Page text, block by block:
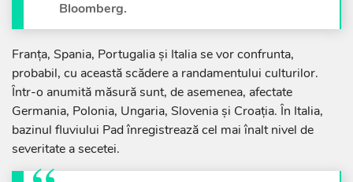
Bloomberg.
Franţa, Spania, Portugalia şi Italia se vor confrunta,
probabil, cu această scădere a randa­mentului culturilor.
Într-o anumită măsură sunt, de asemenea, afectate
Germania, Polonia, Ungaria, Slovenia şi Croaţia. În Italia,
bazinul fluviului Pad înregistrează cel mai înalt nivel de
severitate a secetei.